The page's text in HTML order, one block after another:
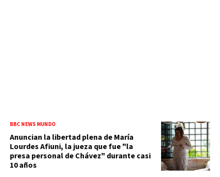
BBC NEWS MUNDO
Anuncian la libertad plena de María
Lourdes Afiuni, la jueza que fue "la
presa personal de Chávez" durante casi
10 años